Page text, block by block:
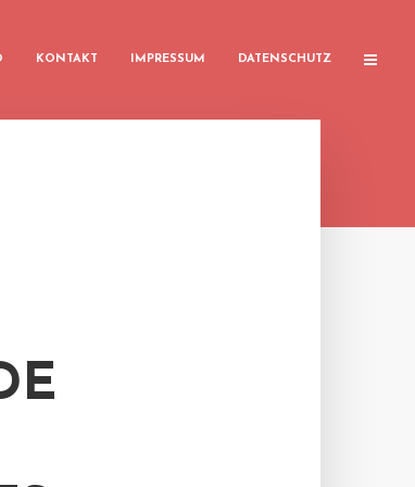
KONTAKT IMPRESSUM DATENSCHUTZ